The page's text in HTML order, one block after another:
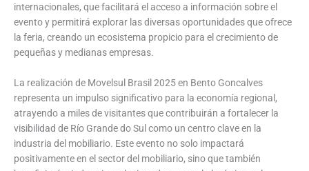
internacionales, que facilitará el acceso a información sobre el
evento y permitirá explorar las diversas oportunidades que ofrece
la feria, creando un ecosistema propicio para el crecimiento de
pequeñas y medianas empresas.
La realización de Movelsul Brasil 2025 en Bento Goncalves
representa un impulso significativo para la economía regional,
atrayendo a miles de visitantes que contribuirán a fortalecer la
visibilidad de Río Grande do Sul como un centro clave en la
industria del mobiliario. Este evento no solo impactará
positivamente en el sector del mobiliario, sino que también